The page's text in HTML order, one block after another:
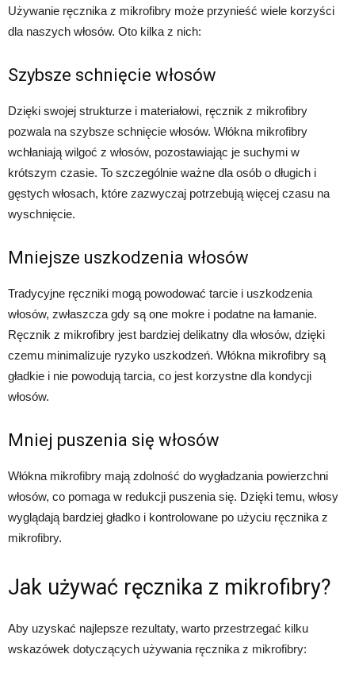
Używanie ręcznika z mikrofibry może przynieść wiele korzyści
dla naszych włosów. Oto kilka z nich:
Szybsze schnięcie włosów
Dzięki swojej strukturze i materiałowi, ręcznik z mikrofibry
pozwala na szybsze schnięcie włosów. Włókna mikrofibry
wchłaniają wilgoć z włosów, pozostawiając je suchymi w
krótszym czasie. To szczególnie ważne dla osób o długich i
gęstych włosach, które zazwyczaj potrzebują więcej czasu na
wyschnięcie.
Mniejsze uszkodzenia włosów
Tradycyjne ręczniki mogą powodować tarcie i uszkodzenia
włosów, zwłaszcza gdy są one mokre i podatne na łamanie.
Ręcznik z mikrofibry jest bardziej delikatny dla włosów, dzięki
czemu minimalizuje ryzyko uszkodzeń. Włókna mikrofibry są
gładkie i nie powodują tarcia, co jest korzystne dla kondycji
włosów.
Mniej puszenia się włosów
Włókna mikrofibry mają zdolność do wygładzania powierzchni
włosów, co pomaga w redukcji puszenia się. Dzięki temu, włosy
wyglądają bardziej gładko i kontrolowane po użyciu ręcznika z
mikrofibry.
Jak używać ręcznika z mikrofibry?
Aby uzyskać najlepsze rezultaty, warto przestrzegać kilku
wskazówek dotyczących używania ręcznika z mikrofibry: